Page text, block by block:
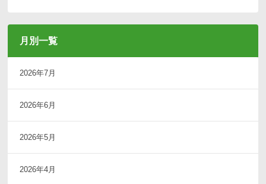
月別一覧
2026年7月
2026年6月
2026年5月
2026年4月